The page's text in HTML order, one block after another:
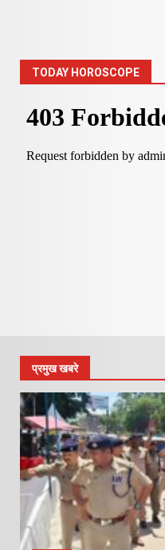
TODAY HOROSCOPE
प्रमुख खबरे